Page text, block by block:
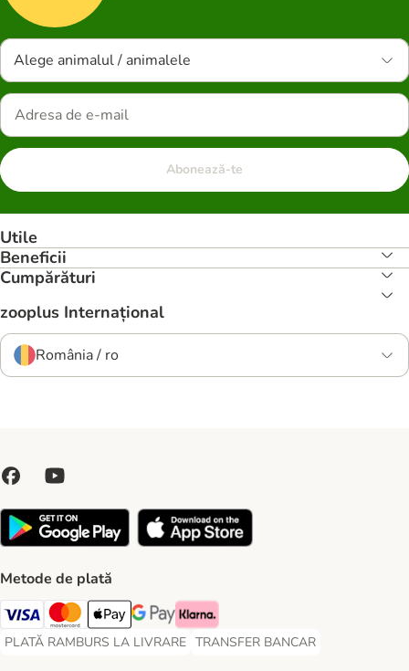
Alege animalul / animalele
Abonează-te
Utile
Beneficii
Cumpărături
zooplus Internațional
România / ro
Metode de plată
Visa Payment Method
Master Card Payment Method
Apple Pay Payment Method
Google Pay Payment Method
Klarna Payment Method
PLATĂ RAMBURS LA LIVRARE
PLATĂ RAMBURS LA LIVRARE Payment Method
TRANSFER BANCAR
TRANSFER BANCAR Payment